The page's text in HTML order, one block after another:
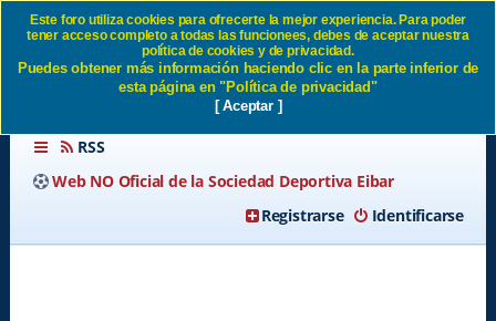
Ayúdanos a mejorar la Web
SD Eibar
RSS
Web NO Oficial de la Sociedad Deportiva Eibar
Identificarse
Registrarse
Este foro utiliza cookies para ofrecerte la mejor experiencia. Para poder
tener acceso completo a todas las funcionees, debes de aceptar nuestra
política de cookies y de privacidad.
Puedes obtener más información haciendo clic en la parte inferior de
esta página en "Política de privacidad"
[ Aceptar ]